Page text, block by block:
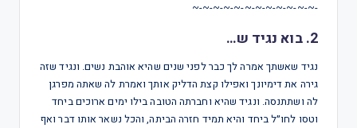
-~-~-~-~-~-~-~-~-~-~-~-~
2. בוא נגיד ש…
נגיד שאשתך אמרה לך כבר לפני שנים שהיא אוהבת נשים. ונגיד שזה
גירה את דימיונך ואפילו קצת הדליק אותך ואמרת לה שאתה מפרגן
לה ושתתנסה. ונגיד שהיא וחברתה הטובה בילו ימים ארוכים ביחד
וטסו לחו״ל ביחד והיא תמיד חזרה הביתה, והכל נשאר אותו דבר ואף